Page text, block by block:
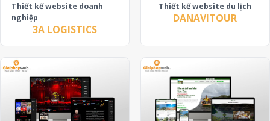
Thiết kế website doanh
nghiệp
3A LOGISTICS
Thiết kế website du lịch
DANAVITOUR